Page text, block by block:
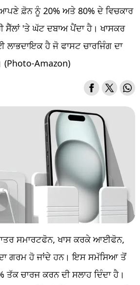
ਆਪਣੇ ਫ਼ੋਨ ਨੂੰ 20% ਅਤੇ 80% ਦੇ ਵਿਚਕਾਰ
ਸੈੱਲਾਂ 'ਤੇ ਘੱਟ ਦਬਾਅ ਪੈਂਦਾ ਹੈ। ਖਾਸਕਰ
ਹੈ ਜੋ ਫਾਸਟ ਚਾਰਜਿੰਗ ਦਾ
Amazon)
ਸਮਾਰਟਫੋਨ, ਖਾਸ ਕਰਕੇ ਆਈਫੋਨ,
ਗਰਮ ਹੋ ਜਾਂਦੇ ਹਨ। ਇਸ ਸਮੱਸਿਆ ਤੋਂ
ਚਾਰਜ ਕਰਨ ਦੀ ਸਲਾਹ ਦਿੰਦਾ ਹੈ।